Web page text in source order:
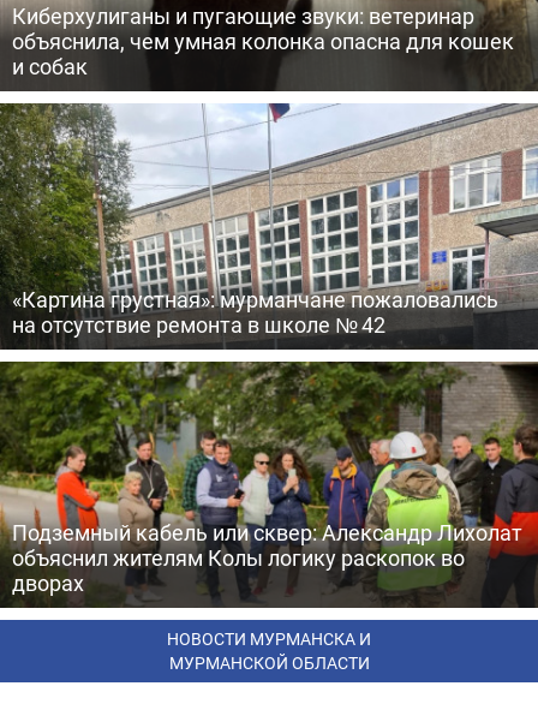
Киберхулиганы и пугающие звуки: ветеринар
объяснила, чем умная колонка опасна для кошек
и собак
«Картина грустная»: мурманчане пожаловались
на отсутствие ремонта в школе № 42
Подземный кабель или сквер: Александр Лихолат
объяснил жителям Колы логику раскопок во
дворах
НОВОСТИ МУРМАНСКА И
МУРМАНСКОЙ ОБЛАСТИ